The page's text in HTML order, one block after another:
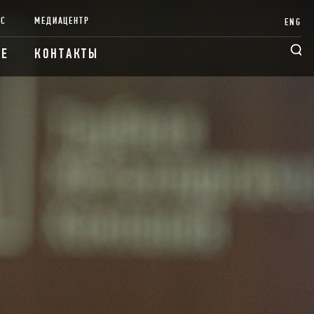
МЕДИАЦЕНТР
КОНТАКТЫ
ENG